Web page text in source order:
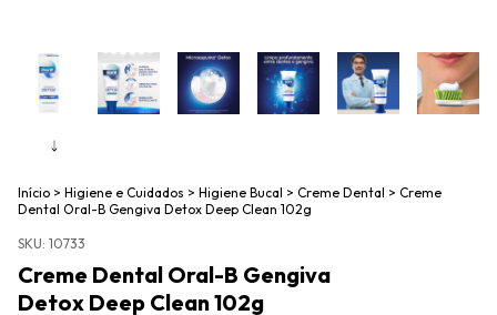
Início > Higiene e Cuidados > Higiene Bucal > Creme Dental > Creme
Dental Oral-B Gengiva Detox Deep Clean 102g
SKU: 10733
Creme Dental Oral-B Gengiva
Detox Deep Clean 102g